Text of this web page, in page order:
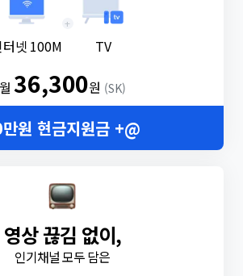
터넷 100M
+
TV
월36,300원 (SK)
원 현금지원금 +@
영상 끊김 없이,
인기채널 모두 담은